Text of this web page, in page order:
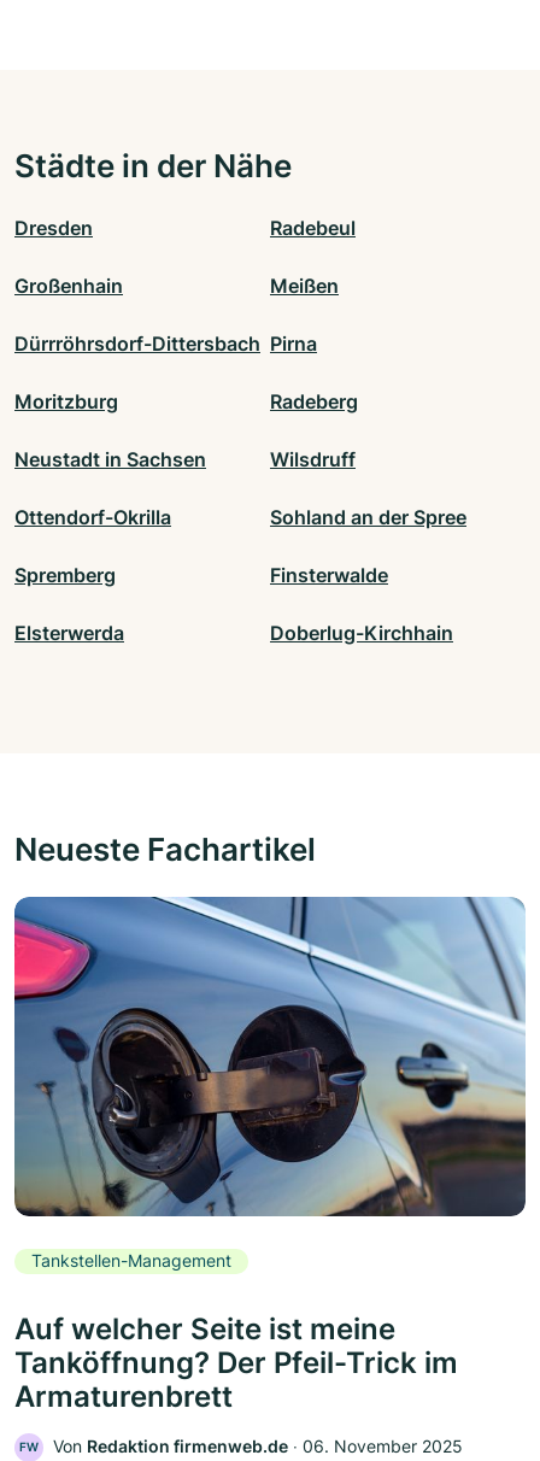
Städte in der Nähe
Dresden Radebeul
Großenhain Meißen
Dürrröhrsdorf-Dittersbach Pirna
Moritzburg Radeberg
Neustadt in Sachsen Wilsdruff
Ottendorf-Okrilla Sohland an der Spree
Spremberg Finsterwalde
Elsterwerda Doberlug-Kirchhain
Neueste Fachartikel
Tankstellen-Management
Auf welcher Seite ist meine
Tanköffnung? Der Pfeil-Trick im
Armaturenbrett
FW Von Redaktion firmenweb.de ‧ 06. November 2025